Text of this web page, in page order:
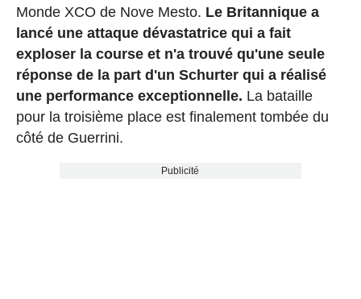
Monde XCO de Nove Mesto. Le Britannique a
lancé une attaque dévastatrice qui a fait
exploser la course et n'a trouvé qu'une seule
réponse de la part d'un Schurter qui a réalisé
une performance exceptionnelle. La bataille
pour la troisième place est finalement tombée du
côté de Guerrini.
Publicité